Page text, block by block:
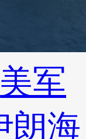
军
朗海